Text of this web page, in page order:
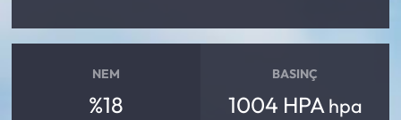
NEM
%18
BASINÇ
1004 HPA hpa